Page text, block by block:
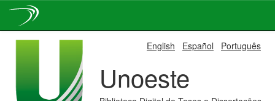
English Español Português
Unoeste